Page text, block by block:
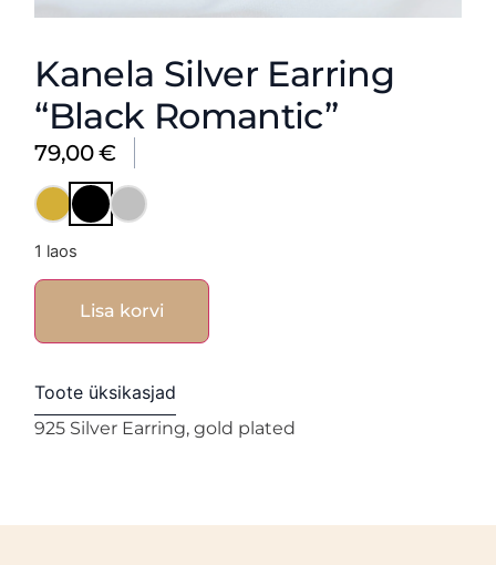
Kanela Silver Earring
“Black Romantic”
79,00€
1 laos
Lisa korvi
Toote üksikasjad
925 Silver Earring, gold plated